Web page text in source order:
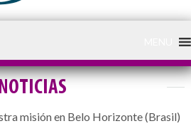
misión en Belo Horizonte (Brasil)